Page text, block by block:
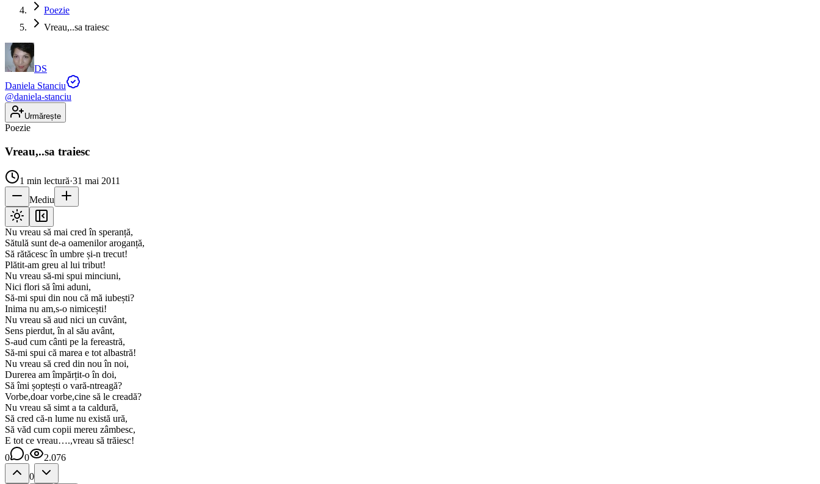
Poezie
Vreau,..sa traiesc
DS
Daniela Stanciu
@daniela-stanciu
Urmărește
Poezie
Vreau,..sa traiesc
1 min lectură·31 mai 2011
Mediu
Nu vreau să mai cred în speranță,
Sătulă sunt de-a oamenilor aroganță,
Să rătăcesc în umbre și-n trecut!
Plătit-am greu al lui tribut!
Nu vreau să-mi spui minciuni,
Nici flori să îmi aduni,
Să-mi spui din nou că mă iubești?
Inima nu am,s-o nimicești!
Nu vreau să aud nici un cuvânt,
Sens pierdut, în al său avânt,
S-aud cum cânti pe la fereastră,
Să-mi spui că marea e tot albastră!
Nu vreau să cred din nou în noi,
Durerea am împărțit-o în doi,
Să îmi șoptești o vară-ntreagă?
Vorbe,doar vorbe,cine să le creadă?
Nu vreau să simt a ta caldură,
Să cred că-n lume nu există ură,
Să văd cum copii mereu zâmbesc,
E tot ce vreau….,vreau să trăiesc!
0
0
2.076
0